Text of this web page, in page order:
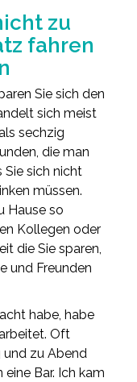
zu
fahren
Sie sich den
sich meist
sechzig
die man
sich nicht
müssen.
Hause so
Kollegen oder
die Sie sparen,
und Freunden
habe, habe
Oft
zu Abend
Bar. Ich kam